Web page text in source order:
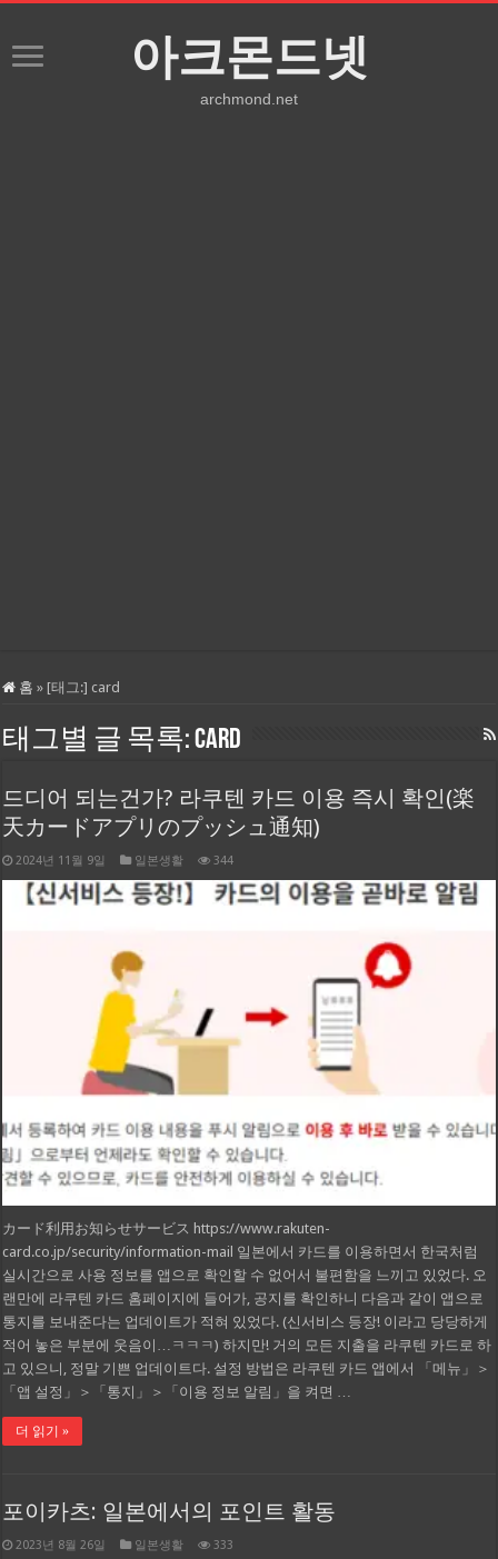
아크몬드넷
archmond.net
홈 » [태그:] card
태그별 글 목록:card
드디어 되는건가? 라쿠텐 카드 이용 즉시 확인(楽
天カードアプリのプッシュ通知)
2024년 11월 9일 일본생활 344
カード利用お知らせサービス https://www.rakuten-
card.co.jp/security/information-mail 일본에서 카드를 이용하면서 한국처럼
실시간으로 사용 정보를 앱으로 확인할 수 없어서 불편함을 느끼고 있었다. 오
랜만에 라쿠텐 카드 홈페이지에 들어가, 공지를 확인하니 다음과 같이 앱으로
통지를 보내준다는 업데이트가 적혀 있었다. (신서비스 등장! 이라고 당당하게
적어 놓은 부분에 웃음이…ㅋㅋㅋ) 하지만! 거의 모든 지출을 라쿠텐 카드로 하
고 있으니, 정말 기쁜 업데이트다. 설정 방법은 라쿠텐 카드 앱에서 「메뉴」＞
「앱 설정」＞「통지」＞「이용 정보 알림」을 켜면 …
더 읽기 »
포이카츠: 일본에서의 포인트 활동
2023년 8월 26일 일본생활 333